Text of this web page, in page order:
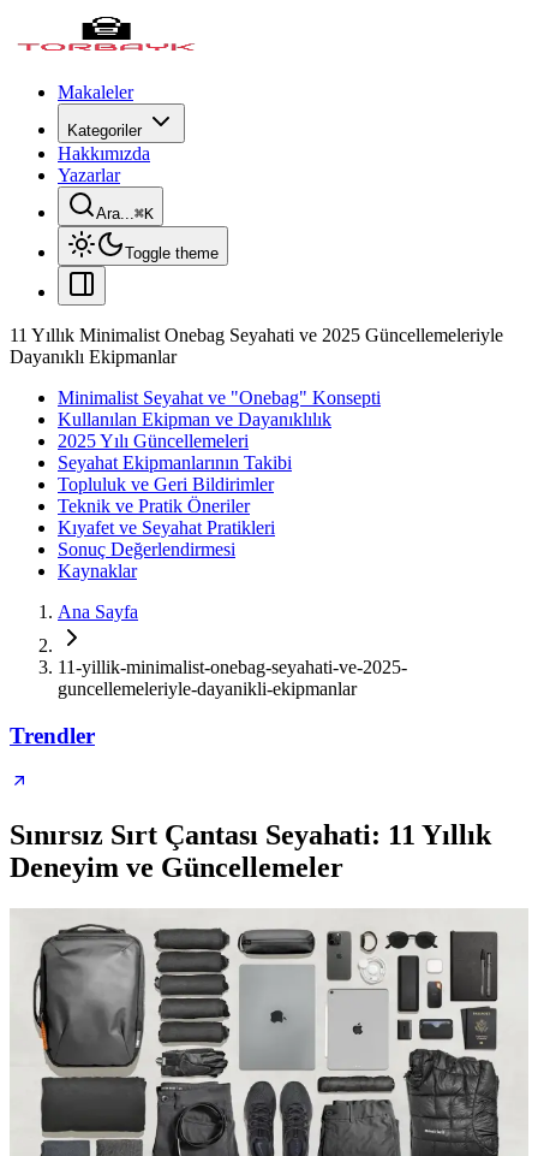
Makaleler
Kategoriler
Hakkımızda
Yazarlar
Ara...⌘K
Toggle theme
11 Yıllık Minimalist Onebag Seyahati ve 2025 Güncellemeleriyle
Dayanıklı Ekipmanlar
Minimalist Seyahat ve "Onebag" Konsepti
Kullanılan Ekipman ve Dayanıklılık
2025 Yılı Güncellemeleri
Seyahat Ekipmanlarının Takibi
Topluluk ve Geri Bildirimler
Teknik ve Pratik Öneriler
Kıyafet ve Seyahat Pratikleri
Sonuç Değerlendirmesi
Kaynaklar
Ana Sayfa
11-yillik-minimalist-onebag-seyahati-ve-2025-
guncellemeleriyle-dayanikli-ekipmanlar
Trendler
Sınırsız Sırt Çantası Seyahati: 11 Yıllık
Deneyim ve Güncellemeler